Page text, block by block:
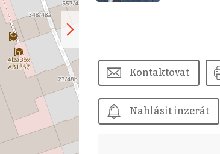
Kontaktovat
Nahlásit inzerát